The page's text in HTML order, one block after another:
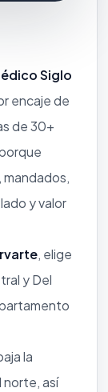
Siglo
encaje de
de 30+
y valor
, elige
y Del
la
norte, así